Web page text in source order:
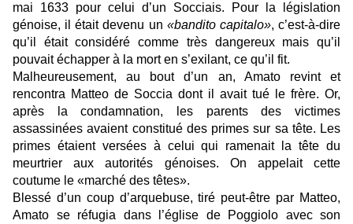
mai 1633 pour celui d’un Socciais. Pour la législation
génoise, il était devenu un «bandito capitalo», c’est-à-dire
qu’il était considéré comme très dangereux mais qu’il
pouvait échapper à la mort en s’exilant, ce qu’il fit.
Malheureusement, au bout d’un an, Amato revint et
rencontra Matteo de Soccia dont il avait tué le frère. Or,
après la condamnation, les parents des victimes
assassinées avaient constitué des primes sur sa tête. Les
primes étaient versées à celui qui ramenait la tête du
meurtrier aux autorités génoises. On appelait cette
coutume le «marché des têtes».
Blessé d’un coup d’arquebuse, tiré peut-être par Matteo,
Amato se réfugia dans l’église de Poggiolo avec son